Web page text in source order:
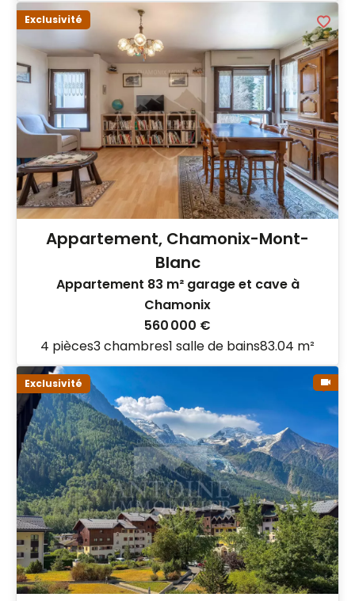
Exclusivité
Appartement, Chamonix-Mont-
Blanc
Appartement 83 m² garage et cave à
Chamonix
560 000 €
4 pièces3 chambres1 salle de bains83.04 m²
Exclusivité